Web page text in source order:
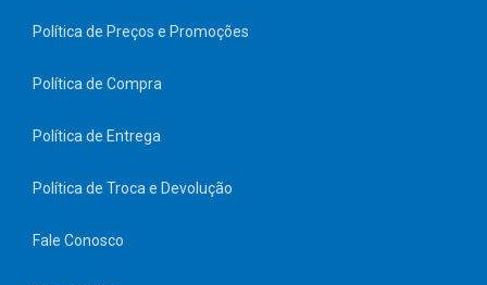
Política de Preços e Promoções
Política de Compra
Política de Entrega
Política de Troca e Devolução
Fale Conosco